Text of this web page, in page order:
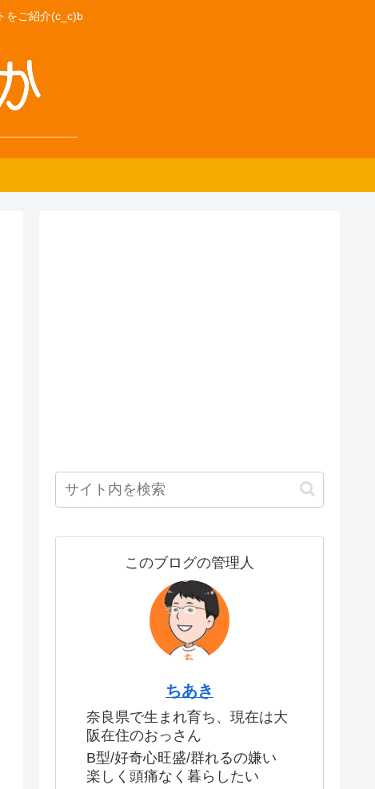
をご紹介(c_c)b
このブログの管理人
ちあき
奈良県で生まれ育ち、現在は大
阪在住のおっさん
B型/好奇心旺盛/群れるの嫌い
楽しく頭痛なく暮らしたい